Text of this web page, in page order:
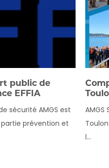
public de
EFFIA
sécurité AMGS est
partie prévention et
l...